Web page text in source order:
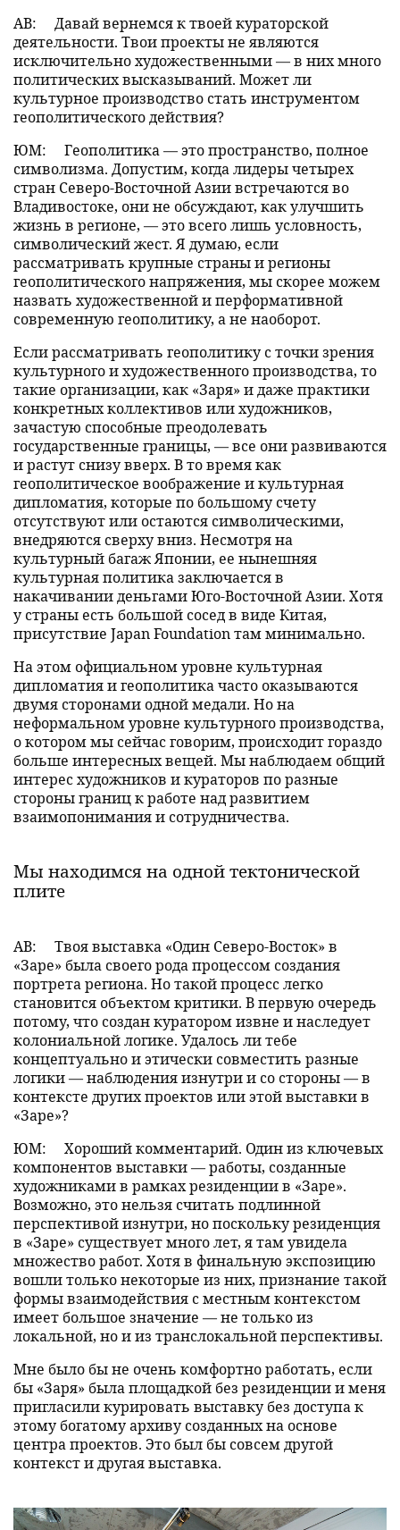
АВ:
Давай вернемся к твоей кураторской
деятельности. Твои проекты не являются
исключительно художественными — в них много
политических высказываний. Может ли
культурное производство стать инструментом
геополитического действия?
ЮМ:
Геополитика — это пространство, полное
символизма. Допустим, когда лидеры четырех
стран Северо-Восточной Азии встречаются во
Владивостоке, они не обсуждают, как улучшить
жизнь в регионе, — это всего лишь условность,
символический жест. Я думаю, если
рассматривать крупные страны и регионы
геополитического напряжения, мы скорее можем
назвать художественной и перформативной
современную геополитику, а не наоборот.
Если рассматривать геополитику с точки зрения
культурного и художественного производства, то
такие организации, как «Заря» и даже практики
конкретных коллективов или художников,
зачастую способные преодолевать
государственные границы, — все они развиваются
и растут снизу вверх. В то время как
геополитическое воображение и культурная
дипломатия, которые по большому счету
отсутствуют или остаются символическими,
внедряются сверху вниз. Несмотря на
культурный багаж Японии, ее нынешняя
культурная политика заключается в
накачивании деньгами Юго-Восточной Азии. Хотя
у страны есть большой сосед в виде Китая,
присутствие Japan Foundation там минимально.
На этом официальном уровне культурная
дипломатия и геополитика часто оказываются
двумя сторонами одной медали. Но на
неформальном уровне культурного производства,
о котором мы сейчас говорим, происходит гораздо
больше интересных вещей. Мы наблюдаем общий
интерес художников и кураторов по разные
стороны границ к работе над развитием
взаимопонимания и сотрудничества.
Мы находимся на одной тектонической
плите
АВ:
Твоя выставка «Один Северо-Восток» в
«Заре» была своего рода процессом создания
портрета региона. Но такой процесс легко
становится объектом критики. В первую очередь
потому, что создан куратором извне и наследует
колониальной логике. Удалось ли тебе
концептуально и этически совместить разные
логики — наблюдения изнутри и со стороны — в
контексте других проектов или этой выставки в
«Заре»?
ЮМ:
Хороший комментарий. Один из ключевых
компонентов выставки — работы, созданные
художниками в рамках резиденции в «Заре».
Возможно, это нельзя считать подлинной
перспективой изнутри, но поскольку резиденция
в «Заре» существует много лет, я там увидела
множество работ. Хотя в финальную экспозицию
вошли только некоторые из них, признание такой
формы взаимодействия с местным контекстом
имеет большое значение — не только из
локальной, но и из транслокальной перспективы.
Мне было бы не очень комфортно работать, если
бы «Заря» была площадкой без резиденции и меня
пригласили курировать выставку без доступа к
этому богатому архиву созданных на основе
центра проектов. Это был бы совсем другой
контекст и другая выставка.